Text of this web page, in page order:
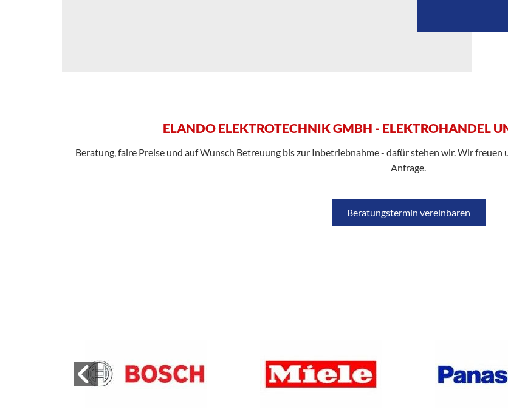
ELANDO ELEKTROTECHNIK GMBH - ELEKTROHANDEL
Beratung, faire Preise und auf Wunsch Betreuung bis zur Inbetriebnahme - dafür stehen wir. Wir
Anfrage.
Beratungstermin vereinbaren